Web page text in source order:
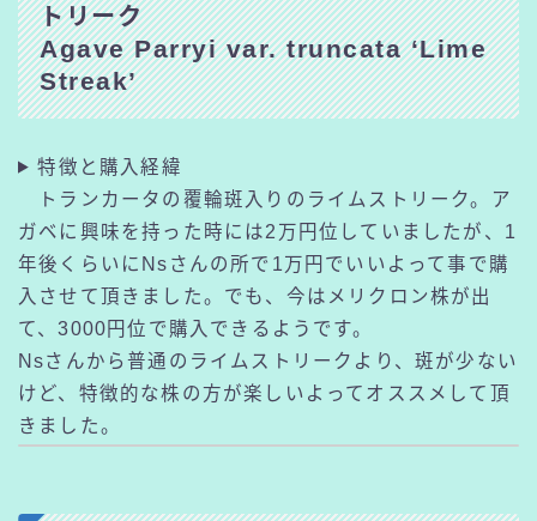
トリーク
Agave Parryi var. truncata ‘Lime
Streak’
特徴と購入経緯
トランカータの覆輪斑入りのライムストリーク。ア
ガベに興味を持った時には2万円位していましたが、1
年後くらいにNsさんの所で1万円でいいよって事で購
入させて頂きました。でも、今はメリクロン株が出
て、3000円位で購入できるようです。
Nsさんから普通のライムストリークより、斑が少ない
けど、特徴的な株の方が楽しいよってオススメして頂
きました。